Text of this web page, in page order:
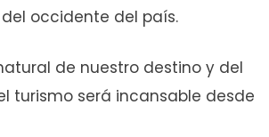
occidente del país.
de nuestro destino y del
turismo será incansable desde